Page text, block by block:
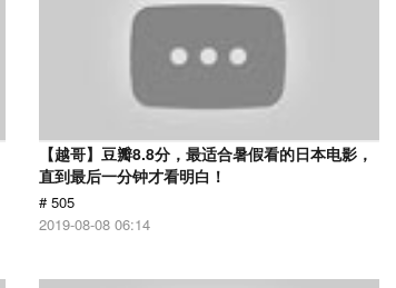
【越哥】豆瓣8.8分，最适合暑假看的日本电影，
直到最后一分钟才看明白！
# 505
2019-08-08 06:14